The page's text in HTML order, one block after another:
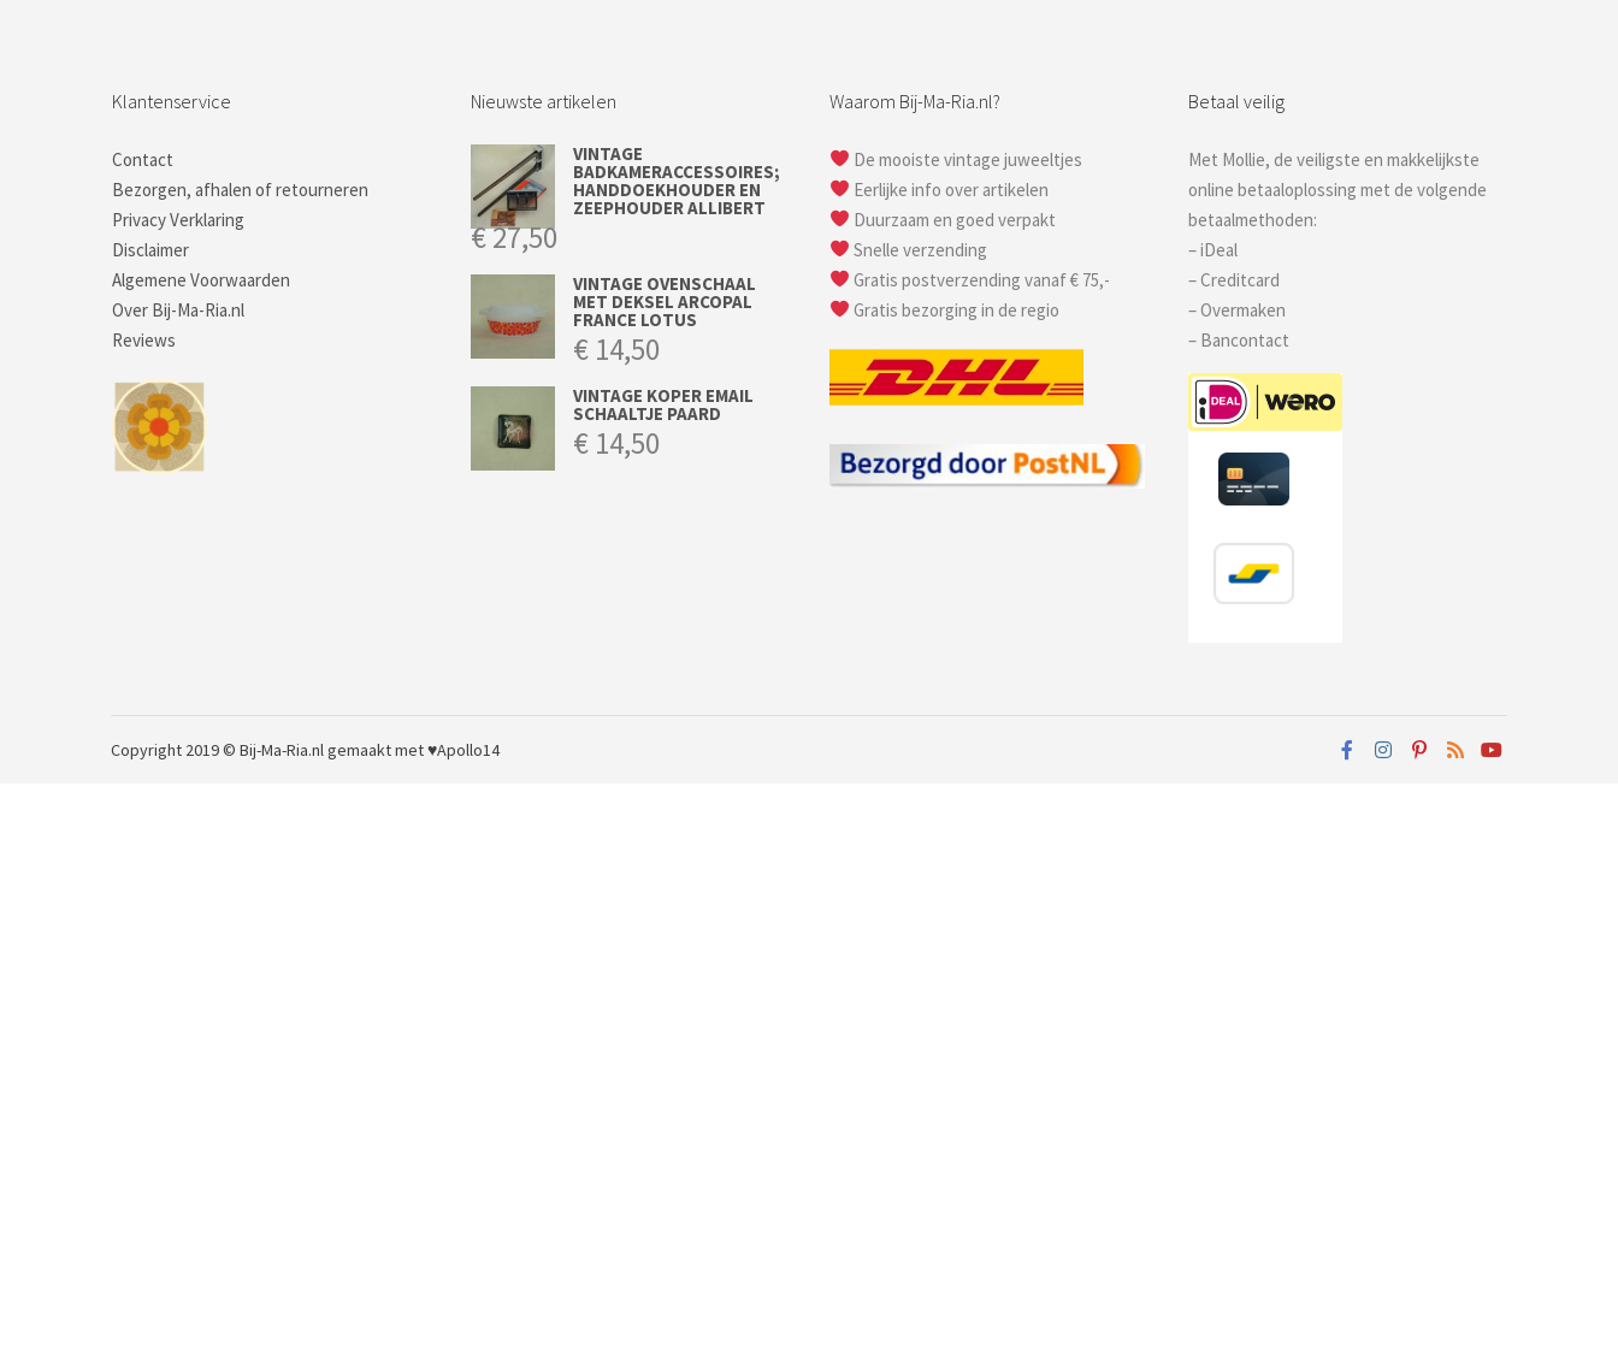
Klantenservice
Contact
Bezorgen, afhalen of retourneren
Privacy Verklaring
Disclaimer
Algemene Voorwaarden
Over Bij-Ma-Ria.nl
Reviews
Nieuwste artikelen
VINTAGE
BADKAMERACCESSOIRES;
HANDDOEKHOUDER EN
ZEEPHOUDER ALLIBERT
€27,50
VINTAGE OVENSCHAAL
MET DEKSEL ARCOPAL
FRANCE LOTUS
€ 14,50
VINTAGE KOPER EMAIL
SCHAALTJE PAARD
€ 14,50
Waarom Bij-Ma-Ria.nl?
De mooiste vintage juweeltjes
Eerlijke info over artikelen
Duurzaam en goed verpakt
Snelle verzending
Gratis postverzending vanaf € 75,-
Gratis bezorging in de regio
Betaal veilig
Met Mollie, de veiligste en makkelijkste
online betaaloplossing met de volgende
betaalmethoden:
– iDeal
– Creditcard
– Overmaken
– Bancontact
Copyright 2019 © Bij-Ma-Ria.nlgemaakt met ♥Apollo14